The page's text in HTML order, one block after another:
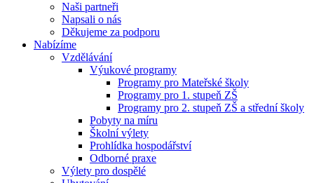
Naši partneři
Napsali o nás
Děkujeme za podporu
Nabízíme
Vzdělávání
Výukové programy
Programy pro Mateřské školy
Programy pro 1. stupeň ZŠ
Programy pro 2. stupeň ZŠ a střední školy
Pobyty na míru
Školní výlety
Prohlídka hospodářství
Odborné praxe
Výlety pro dospělé